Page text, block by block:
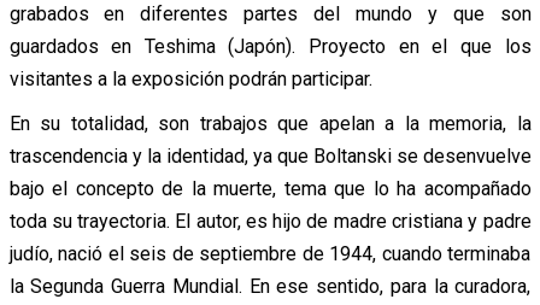
grabados en diferentes partes del mundo y que son
guardados en Teshima (Japón). Proyecto en el que los
visitantes a la exposición podrán participar.
En su totalidad, son trabajos que apelan a la memoria, la
trascendencia y la identidad, ya que Boltanski se desenvuelve
bajo el concepto de la muerte, tema que lo ha acompañado
toda su trayectoria. El autor, es hijo de madre cristiana y padre
judío, nació el seis de septiembre de 1944, cuando terminaba
la Segunda Guerra Mundial. En ese sentido, para la curadora,